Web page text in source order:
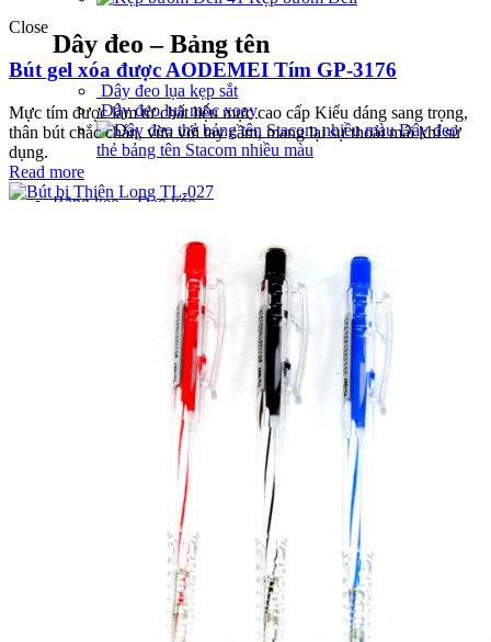
Dây đeo – Bảng tên
Dây đeo lụa kẹp sắt
Dây đeo lụa móc xoay
Dây đeo
thẻ bảng tên Stacom nhiều màu
Băng keo – Dao kéo
Băng keo – Keo khô
Băng keo đục 5cm - 80yds
Băng keo trong 5cm - 80yds
Băng keo NANO Magic
Cắt keo – Thước – Bàn cắt giấy
Cắt băng keo cầm tay sắt 5cm
Cắt keo Dân Hòa
Cắt keo để bàn TTM
Thiết bị văn phòng
Máy tính cầm tay
Máy tính Casio DX-12B chính hãng
Máy tính Casio GX-12B-BK
Máy tính CASIO AX-
Close
Bút gel xóa được AODEMEI Tím GP-3176
Mực tím được làm từ chất liệu mực cao cấp Kiểu dáng sang trọng,
thân bút chắc chắn, vừa với tay cầm, mang lại sự thoải mái khi sử
dụng.
Read more